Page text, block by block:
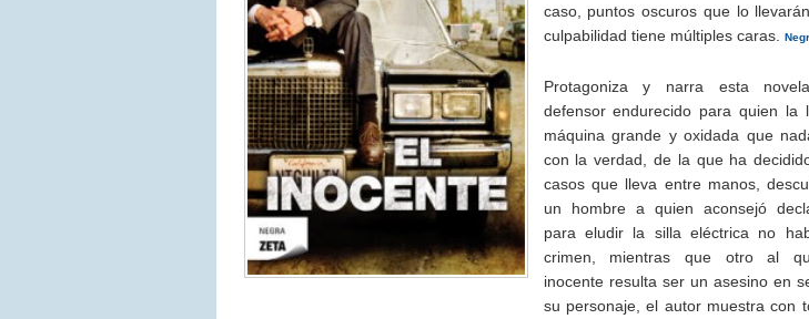
caso, puntos oscuros que lo
culpabilidad tiene múltiples caras.
Protagoniza y narra esta
defensor endurecido para quien la
máquina grande y oxidada que
con la verdad, de la que ha
casos que lleva entre manos,
un hombre a quien aconsejó
para eludir la silla eléctrica no
crimen, mientras que otro al
inocente resulta ser un asesino en
su personaje, el autor muestra con